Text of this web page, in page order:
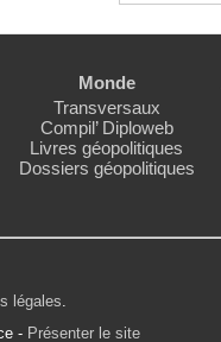
Monde
Transversaux
Compil’ Diploweb
Livres géopolitiques
Dossiers géopolitiques
légales
- Présenter le site